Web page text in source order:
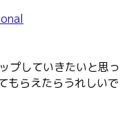
プしていきたいと思っ
もらえたらうれしいで